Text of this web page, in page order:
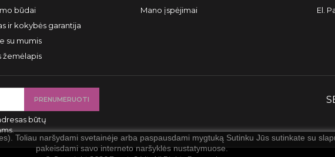
būdai
ir kokybės garantija
su mumis
žemėlapis
Mano įspėjimai
El.
Toliau naršydami svetainėje arba paspausdami mygtuką Sutinku Jūs sutinkate su
pakeisdami savo interneto naršyklės nustatymuose.
būtų